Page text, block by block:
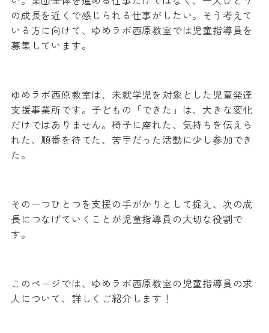
の成長を近くで感じられる仕事がしたい。そう考えて
いる方に向けて、ゆめラボ西原教室では児童指導員を
募集しています。
ゆめラボ西原教室は、未就学児を対象とした児童発達
支援事業所です。子どもの「できた」は、大きな変化
だけではありません。椅子に座れた、気持ちを伝えら
れた、順番を待てた、苦手だった活動に少し参加でき
た。
その一つひとつを支援の手がかりとして捉え、次の成
長につなげていくことが児童指導員の大切な役割で
す。
このページでは、ゆめラボ西原教室の児童指導員の求
人について、詳しくご紹介します！